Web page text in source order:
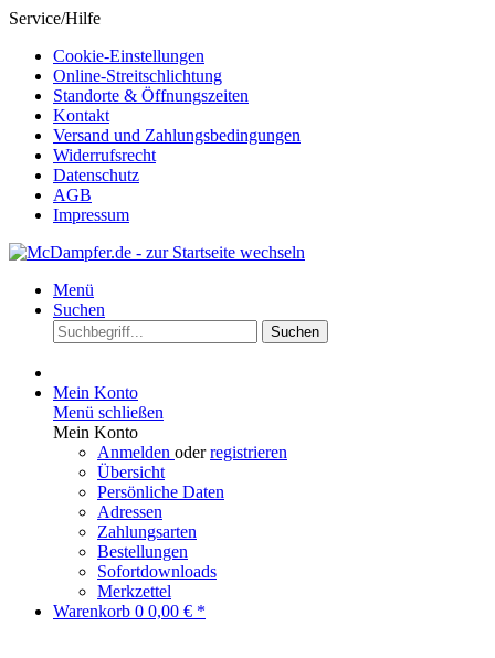
Service/Hilfe
Cookie-Einstellungen
Online-Streitschlichtung
Standorte & Öffnungszeiten
Kontakt
Versand und Zahlungsbedingungen
Widerrufsrecht
Datenschutz
AGB
Impressum
Menü
Suchen
Suchen
Mein Konto
Menü schließen
Mein Konto
Anmelden oderregistrieren
Übersicht
Persönliche Daten
Adressen
Zahlungsarten
Bestellungen
Sofortdownloads
Merkzettel
Warenkorb 0 0,00 € *